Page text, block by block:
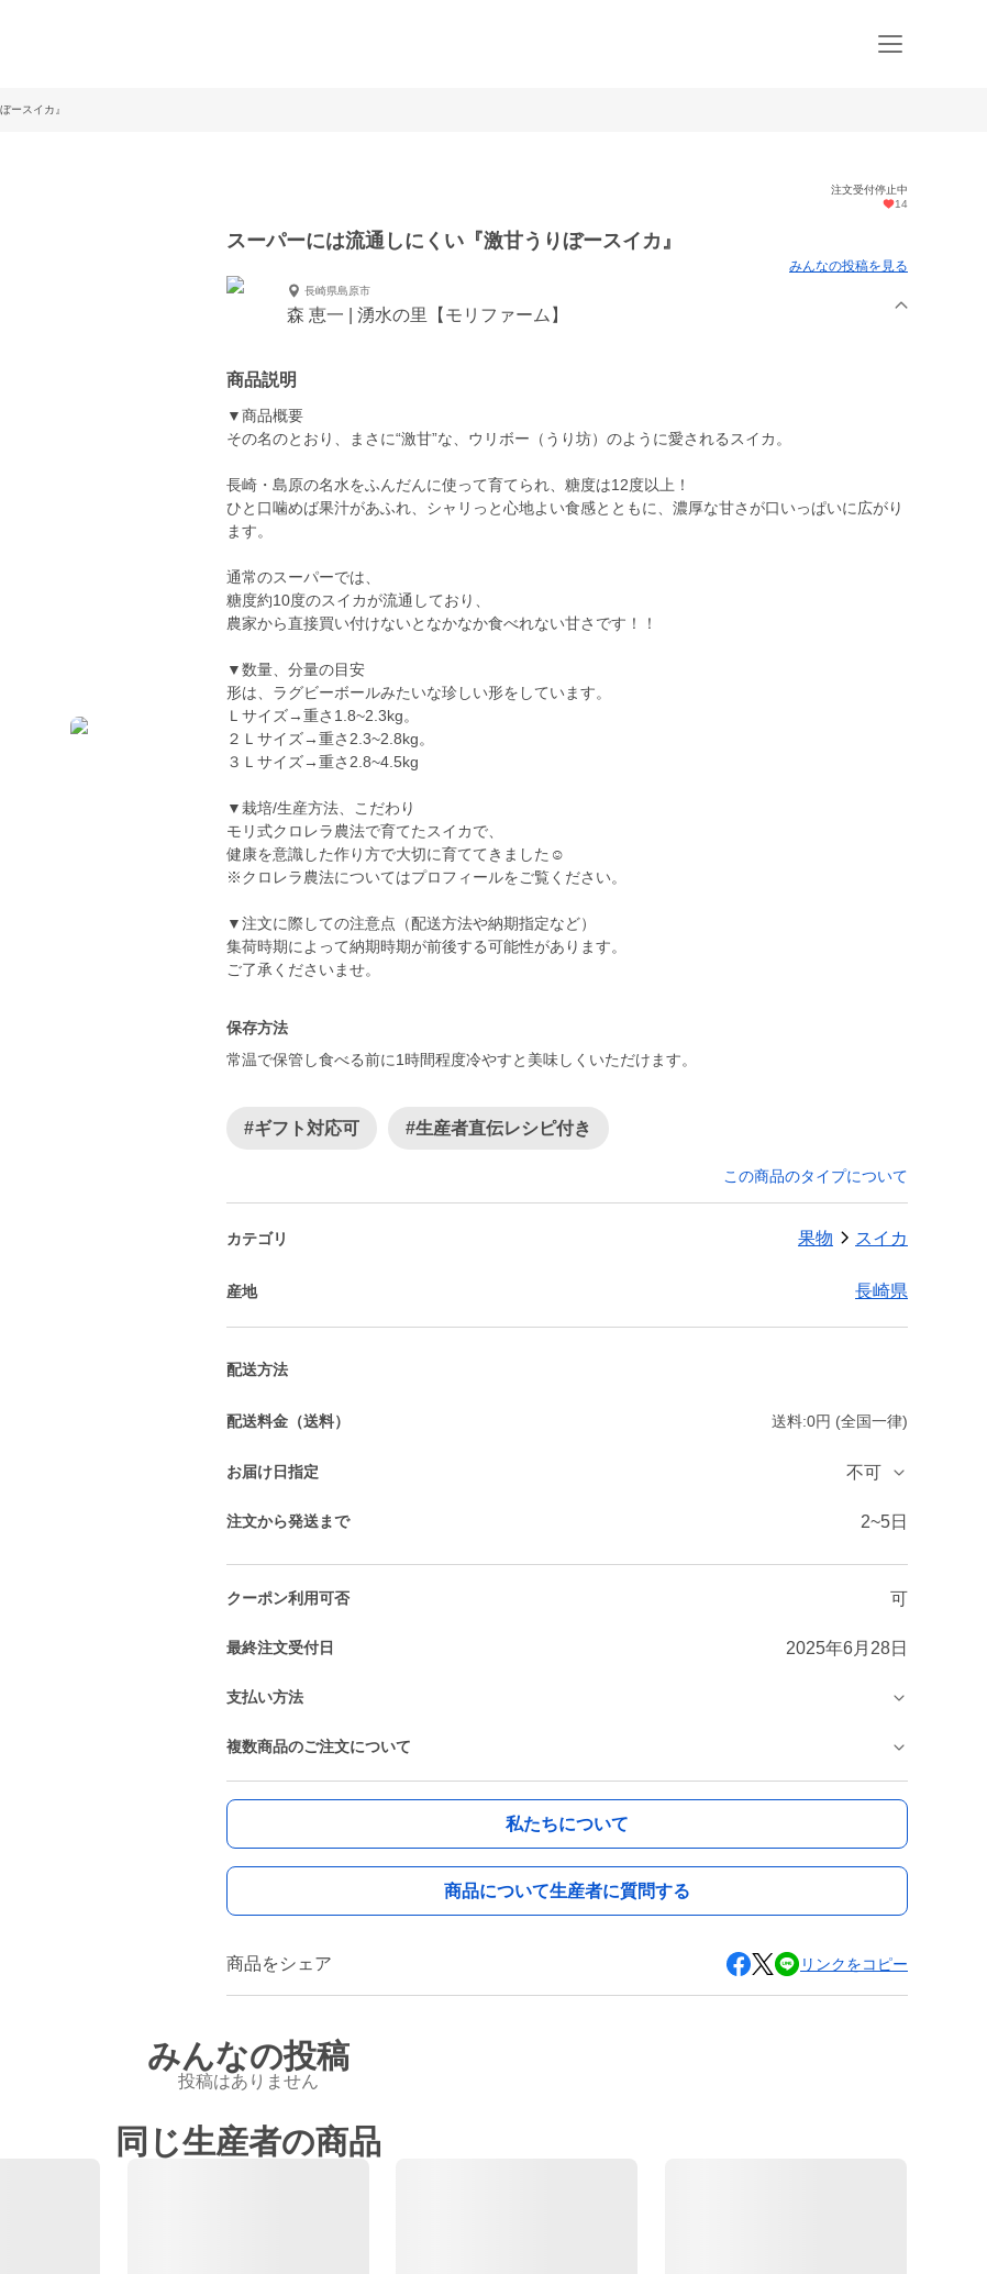
ースイカ』
注文受付停止中
14
スーパーには流通しにくい『激甘うりぼースイカ』
みんなの投稿を見る
長崎県島原市
森 恵一 | 湧水の里【モリファーム】
商品説明
▼商品概要
その名のとおり、まさに“激甘”な、ウリボー（うり坊）のように愛されるスイカ。
長崎・島原の名水をふんだんに使って育てられ、糖度は12度以上！
ひと口噛めば果汁があふれ、シャリっと心地よい食感とともに、濃厚な甘さが口いっぱいに広がり
ます。
通常のスーパーでは、
糖度約10度のスイカが流通しており、
農家から直接買い付けないとなかなか食べれない甘さです！！
▼数量、分量の目安
形は、ラグビーボールみたいな珍しい形をしています。
Ｌサイズ→重さ1.8~2.3kg。
２Ｌサイズ→重さ2.3~2.8kg。
３Ｌサイズ→重さ2.8~4.5kg
▼栽培/生産方法、こだわり
モリ式クロレラ農法で育てたスイカで、
健康を意識した作り方で大切に育ててきました☺️
※クロレラ農法についてはプロフィールをご覧ください。
▼注文に際しての注意点（配送方法や納期指定など）
集荷時期によって納期時期が前後する可能性があります。
ご了承くださいませ。
保存方法
常温で保管し食べる前に1時間程度冷やすと美味しくいただけます。
#ギフト対応可 #生産者直伝レシピ付き
この商品のタイプについて
カテゴリ 果物 スイカ
産地 長崎県
配送方法
配送料金（送料） 送料:0円 (全国一律)
お届け日指定 不可
注文から発送まで 2~5日
クーポン利用可否 可
最終注文受付日 2025年6月28日
支払い方法
複数商品のご注文について
私たちについて
商品について生産者に質問する
商品をシェア リンクをコピー
みんなの投稿
投稿はありません
同じ生産者の商品